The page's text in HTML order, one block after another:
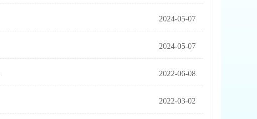
2024-05-07
2024-05-07
2022-06-08
2022-03-02